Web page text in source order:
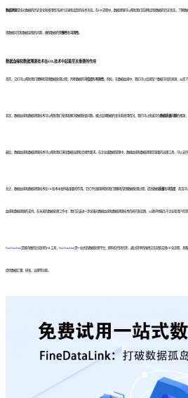
数据溯源是指对数据的历史变化和使用情况进行记录和追踪的技术手段。在ETL流程中，数据溯源可以帮助我们回溯和还原数据的历史状态，了解
现数据异常和数据滞留的问题，确保数据的完整性和 可用性。
数据血缘和数据溯源技术在ETL技术中起着至关重要的作用
首先，它们可以帮助我们理解和管理数据处理过程，判断数据的 可信度和 有效性 。例如，在数据血缘中，我们可以追溯某个数据字段的来源，从而
其次，数据血缘和数据溯源技术可以帮助我们发现和解决数据质量问题。通过追溯数据的变化和使用情况，我们可以快速定位 数据质量问题 的根源，
最后，数据血缘和数据溯源技术可以帮助我们满足数据治理和合规性要求。在企业级数据管理中，数据血缘和数据溯源是重要的治理工具，可以支持
总之，数据血缘和数据溯源技术在ETL技术中发挥着重要的作用。它们不仅能够帮助我们理解和管理数据处理过程，提高数据 质量 和 可信度，而且可
血缘和数据溯源的支持。在未来的数据处理工作中，我们应该进一步加强对数据血缘和数据溯源技术的研究和实践，以更好地服务于企业和用户的需
FineDataLink 是国内做的比较好的ETL工具， FineDataLink 是一站式的数据处理平台，拥有低代码优势，通过简单的拖拽交互就能实现ETL全流程，具
提供数据汇聚、研发、治理等功能。